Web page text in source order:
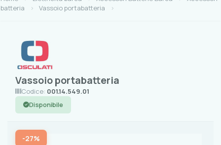
batteria
Vassoio portabatteria
Vassoio portabatteria
Codice: 001.14.549.01
Disponibile
-27%